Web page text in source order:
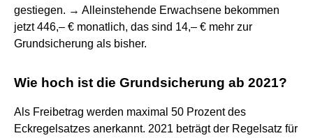
gestiegen. → Alleinstehende Erwachsene bekommen
jetzt 446,– € monatlich, das sind 14,– € mehr zur
Grundsicherung als bisher.
Wie hoch ist die Grundsicherung ab 2021?
Als Freibetrag werden maximal 50 Prozent des
Eckregelsatzes anerkannt. 2021 beträgt der Regelsatz für